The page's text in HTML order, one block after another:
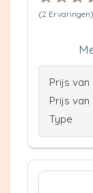
(2 Ervaringen)
Prijs
Prijs van
Type